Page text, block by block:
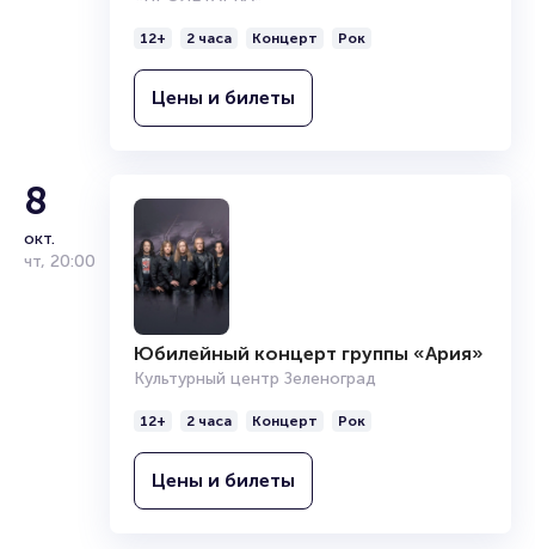
12+ 2 часа Концерт Рок
Цены и билеты
8
окт.
чт, 20:00
Юбилейный концерт группы «Ария»
Культурный центр Зеленоград
12+ 2 часа Концерт Рок
Цены и билеты